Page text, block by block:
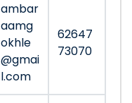
ambar
aamg
okhle
@gmai
l.com
62647
73070